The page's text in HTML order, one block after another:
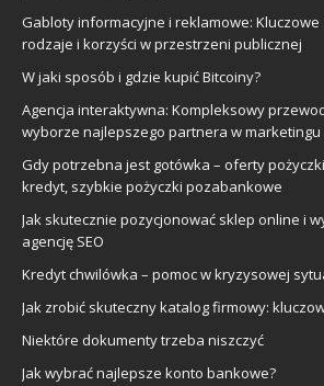
Gabloty informacyjne i reklamowe:
rodzaje i korzyści w przestrzeni publicznej
W jaki sposób i gdzie kupić Bitcoiny?
Agencja interaktywna: Kompleksowy
wyborze najlepszego partnera w
Gdy potrzebna jest gotówka – oferty
kredyt, szybkie pożyczki pozabankowe
Jak skutecznie pozycjonować sklep online i
agencję SEO
Kredyt chwilówka – pomoc w kryzysowej
Jak zrobić skuteczny katalog firmowy:
Niektóre dokumenty trzeba niszczyć
Jak wybrać najlepsze konto bankowe?